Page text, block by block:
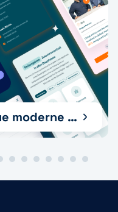
Un site web multilingue moderne et un soutien à la croissance pour smino AG